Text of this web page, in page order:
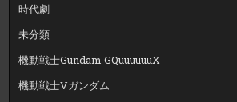
時代劇
未分類
機動戦士Gundam GQuuuuuuX
機動戦士Vガンダム